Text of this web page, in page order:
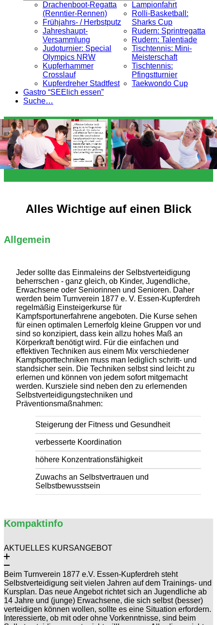
Drachenboot-Regatta
(Renntier-Rennen)
Frühjahrs- / Herbstputz
Jahreshaupt-
Versammlung
Judoturnier: Special
Olympics NRW
Kupferhammer
Crosslauf
Kupferdreher Stadtfest
Lampionfahrt
Rolli-Basketball:
Sharks Cup
Rudern: Sprintregatta
Rudern: Talentiade
Tischtennis: Mini-
Meisterschaft
Tischtennis:
Pfingstturnier
Taekwondo Cup
Gastro “SEElich essen”
Suche…
Alles Wichtige auf einen Blick
Allgemein
Jeder sollte das Einmaleins der Selbstverteidigung
beherrschen - ganz gleich, ob Kinder, Jugendliche,
Erwachsene oder Seniorinnen und Senioren. Daher
werden beim Turnverein 1877 e. V. Essen-Kupferdreh
regelmäßig Einsteigerkurse für
Kampfsportunerfahrene angeboten. Die Kurse sehen
für einen optimalen Lernerfolg kleine Gruppen vor und
sind so konzipiert, dass kein allzu hohes Maß an
Körperkraft benötigt wird. Für die einfachen und
effektiven Techniken aus einem Mix verschiedener
Kampfsporttechniken muss man lediglich schritt- und
standsicher sein. Die Techniken selbst sind leicht zu
erlernen und können von jedem sofort mitgemacht
werden. Kursziele sind neben den zu erlernenden
Selbstverteidigungstechniken und
Präventionsmaßnahmen:
Steigerung der Fitness und Gesundheit
verbesserte Koordination
höhere Konzentrationsfähigkeit
Zuwachs an Selbstvertrauen und
Selbstbewusstsein
Kompaktinfo
AKTUELLES KURSANGEBOT
Beim Turnverein 1877 e.V. Essen-Kupferdreh steht
Selbstverteidigung seit vielen Jahren auf dem Trainings- und
Kursplan. Das neue Angebot richtet sich an Jugendliche ab
14 Jahre und (junge) Erwachsene, die sich selbst (besser)
verteidigen können wollen, sollte es eine Situation erfordern.
Interessierte, ob mit oder ohne Vorkenntnisse, sind beim